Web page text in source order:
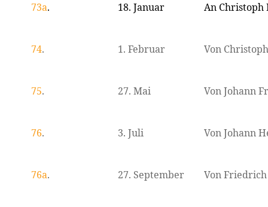
73a. 18. Januar An
74. 1. Februar Von
75. 27. Mai Von Johann
76. 3. Juli Von Johann
76a. 27. September Von